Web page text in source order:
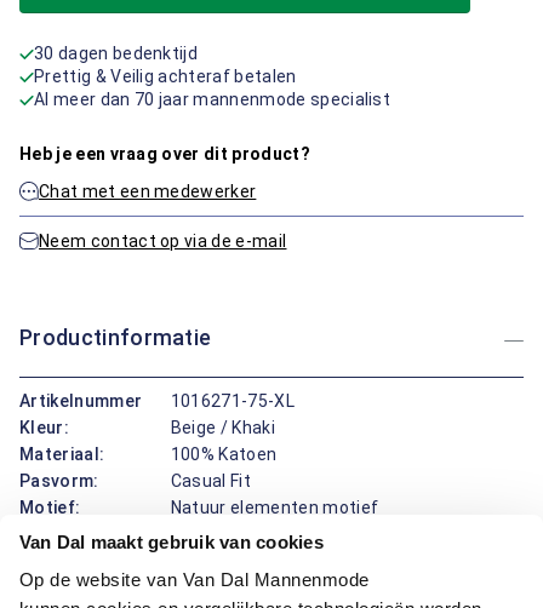
Van Dal maakt gebruik van cookies
Op de website van Van Dal Mannenmode
30 dagen bedenktijd
Prettig & Veilig achteraf betalen
Al meer dan 70 jaar mannenmode specialist
Heb je een vraag over dit product?
Chat met een medewerker
Neem contact op via de e-mail
Productinformatie
Artikelnummer
1016271-75-XL
Kleur:
Beige / Khaki
Materiaal:
100% Katoen
Pasvorm:
Casual Fit
Motief:
Natuur elementen motief
Dit overhemd van Casa Moda biedt een klassieke boord en
een comfortabele pasvorm, ideaal voor elke gelegenheid.